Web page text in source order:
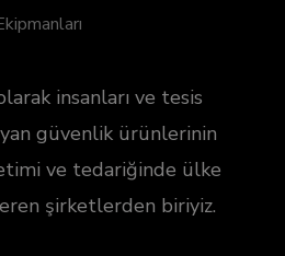
insanları ve tesis
güvenlik ürünlerinin
ve tedariğinde ülke
şirketlerden biriyiz.